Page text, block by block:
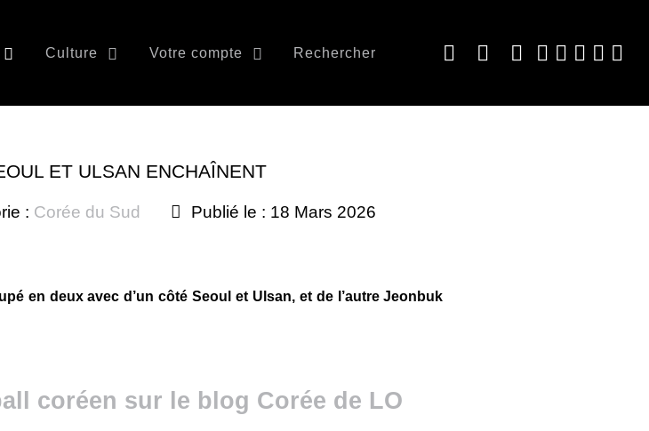
Culture Votre compte Rechercher
ET ULSAN ENCHAÎNENT
: Corée du Sud Publié le : 18 Mars 2026
en deux avec d’un côté Seoul et Ulsan, et de l’autre Jeonbuk
coréen sur le blog Corée de LO